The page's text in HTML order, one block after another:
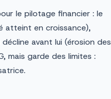
le pilotage financier : le
atteint en croissance),
avant lui (érosion des
mais garde des limites :